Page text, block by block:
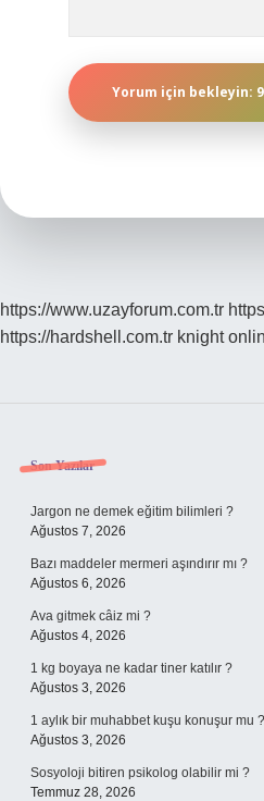
https://www.uzayforum.com.tr
https://hardshell.com.tr knight
Sidebar
Son Yazılar
Jargon ne demek eğitim bilimleri ?
Ağustos 7, 2026
Bazı maddeler mermeri aşındırır mı ?
Ağustos 6, 2026
Ava gitmek câiz mi ?
Ağustos 4, 2026
1 kg boyaya ne kadar tiner katılır ?
Ağustos 3, 2026
1 aylık bir muhabbet kuşu konuşur mu ?
Ağustos 3, 2026
Sosyoloji bitiren psikolog olabilir mi ?
Temmuz 28, 2026